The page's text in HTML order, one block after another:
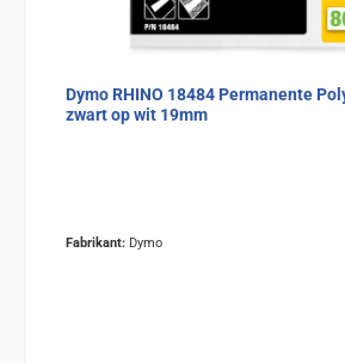
Dymo RHINO 18484 Permanente
zwart op wit 19mm
Fabrikant: Dymo